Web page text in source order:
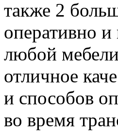
также 2
оперативно
любой
отличное
и способов
во время